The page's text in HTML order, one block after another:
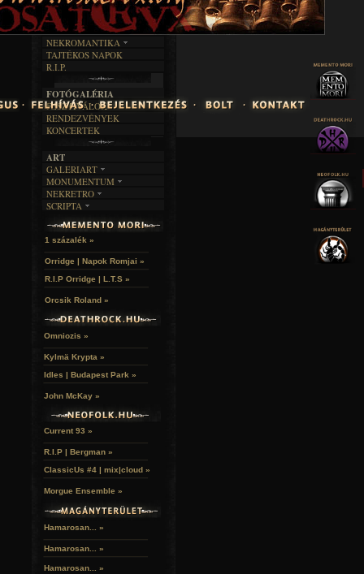
FORDÍTÁSOK
DALSZÖVEGEK
FILM
MŰVÉSZET
ÍRÁSTÖRTÉNET
FEKETE HUMOR
KÉPES
SZÖVEGES
RENDEZVÉNYEK
NEKROMANTIKA
AKTUÁLIS
A MÚLT
TAJTÉKOS NAPOK
R.I.P.
FOTÓGALÉRIA
FESZTIVÁLOK
RENDEZVÉNYEK
KONCERTEK
ART
GALERIART
ARTGALERI
KÉPREGÉNYEK
LAKÁSKULTS
MONUMENTUM
TEMETŐK
TEMPLOMOK
VÁRAK
HELYEK
NEKRETRO
SZUBKULT
FEKETE LYUK
RELIKVIÁK
SCRIPTA
NOVELLÁK
VERSEK
1 százalék »
Orridge | Napok Romjai »
R.I.P Orridge | L.T.S »
Orcsik Roland »
Omniozis »
Kylmä Krypta »
Idles | Budapest Park »
John McKay »
Current 93 »
R.I.P | Bergman »
ClassicUs #4 | mix|cloud »
Morgue Ensemble »
Hamarosan... »
Hamarosan... »
Hamarosan... »